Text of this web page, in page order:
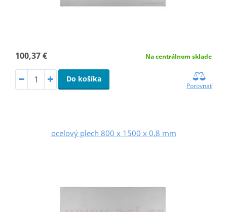
100,37 € Na centrálnom sklade
Do košíka
Porovnať
ocelový plech 800 x 1500 x 0,8 mm